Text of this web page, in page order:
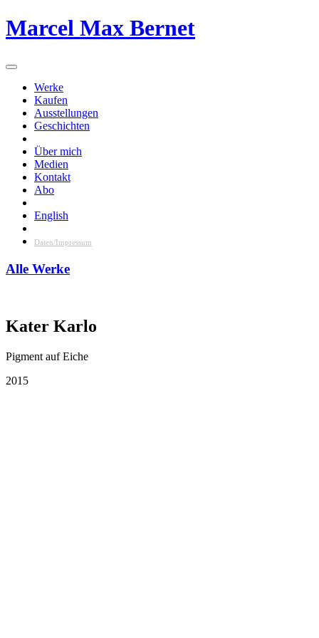
Skip
to
Marcel Max Bernet
Werke
Kaufen
Ausstellungen
Geschichten
Über mich
Medien
Kontakt
Abo
English
Daten/Impressum
Alle Werke
Kater Karlo
Pigment auf Eiche
2015